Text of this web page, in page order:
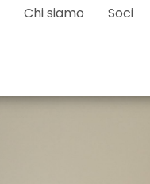
Chi siamo Soci